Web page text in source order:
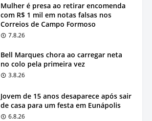
Mulher é presa ao retirar encomenda
com R$ 1 mil em notas falsas nos
Correios de Campo Formoso
7.8.26
Bell Marques chora ao carregar neta
no colo pela primeira vez
3.8.26
Jovem de 15 anos desaparece após sair
de casa para um festa em Eunápolis
6.8.26